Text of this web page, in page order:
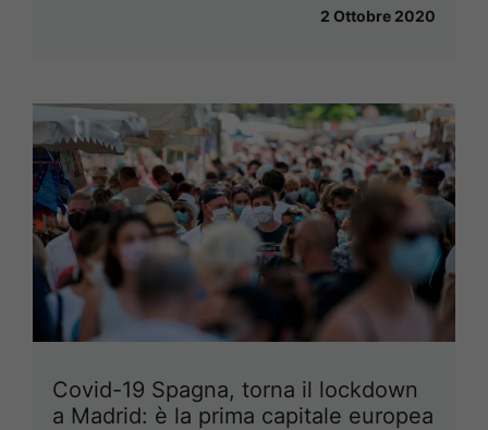
2 Ottobre 2020
Covid-19 Spagna, torna il lockdown
a Madrid: è la prima capitale europea